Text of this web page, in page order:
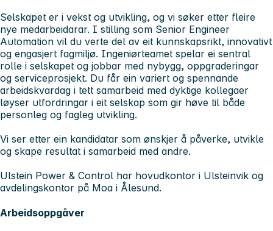
Selskapet er i vekst og utvikling, og vi søker etter fleire
nye medarbeidarar. I stilling som Senior Engineer
Automation vil du verte del av eit kunnskapsrikt, innovativt
og engasjert fagmiljø. Ingeniørteamet spelar ei sentral
rolle i selskapet og jobbar med nybygg, oppgraderingar
og serviceprosjekt. Du får ein variert og spennande
arbeidskvardag i tett samarbeid med dyktige kollegaer
løyser utfordringar i eit selskap som gir høve til både
personleg og fagleg utvikling.
Vi ser etter ein kandidatar som ønskjer å påverke, utvikle
og skape resultat i samarbeid med andre.
Ulstein Power & Control har hovudkontor i Ulsteinvik og
avdelingskontor på Moa i Ålesund.
Arbeidsoppgåver